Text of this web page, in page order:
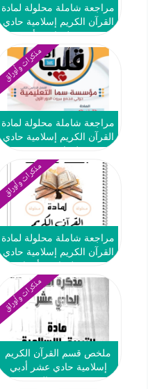
مراجعة شاملة محلولة لمادة
القرآن الكريم إسلامية حادي
البهنسي 2024-2025
مذكرات وأوراق
مراجعة شاملة محلولة لمادة
القرآن الكريم إسلامية حادي
مذكرات وأوراق
مراجعة شاملة محلولة لمادة
القرآن الكريم إسلامية حادي
العازمي 2024-2025
مذكرات وأوراق
ملخص قسم القرآن الكريم
إسلامية حادي عشر أدبي